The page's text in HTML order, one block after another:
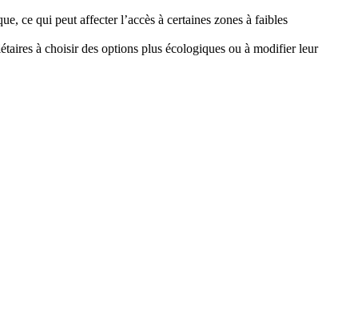
ce qui peut affecter l’accès à certaines zones à faibles
à choisir des options plus écologiques ou à modifier leur